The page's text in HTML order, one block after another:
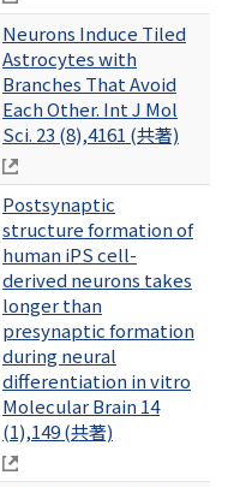
Neurons Induce Tiled
Astrocytes with
Branches That Avoid
Each Other. Int J Mol
Sci. 23 (8),4161 (共著)
Postsynaptic
structure formation of
human iPS cell-
derived neurons takes
longer than
presynaptic formation
during neural
differentiation in vitro
Molecular Brain 14
(1),149 (共著)